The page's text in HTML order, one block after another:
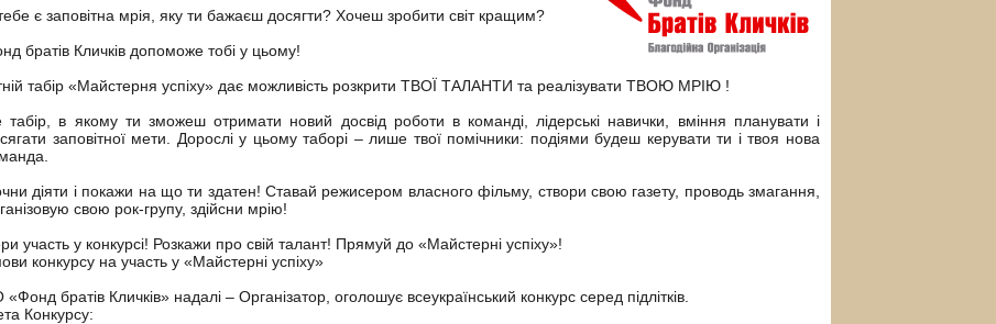
є заповітна мрія, яку ти бажаєш досягти? Хочеш зробити світ кращим?
братів Кличків допоможе тобі у цьому!
табір «Майстерня успіху» дає можливість розкрити ТВОЇ ТАЛАНТИ та реалізувати ТВОЮ МРІЮ !
табір, в якому ти зможеш отримати новий досвід роботи в команді, лідерські навички, вміння планувати і
заповітної мети. Дорослі у цьому таборі – лише твої помічники: подіями будеш керувати ти і твоя нова
діяти і покажи на що ти здатен! Ставай режисером власного фільму, створи свою газету, проводь змагання,
свою рок-групу, здійсни мрію!
участь у конкурсі! Розкажи про свій талант! Прямуй до «Майстерні успіху»!
конкурсу на участь у «Майстерні успіху»
«Фонд братів Кличків» надалі – Організатор, оголошує всеукраїнський конкурс серед підлітків.
Конкурсу: